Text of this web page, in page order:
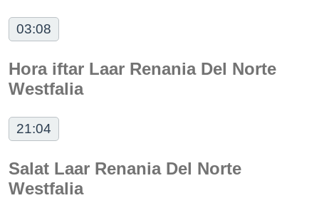
03:08
Hora iftar Laar Renania Del Norte
Westfalia
21:04
Salat Laar Renania Del Norte
Westfalia